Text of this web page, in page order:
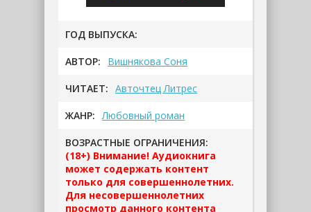
ГОД ВЫПУСКА:
АВТОР: Вишнякова Соня
ЧИТАЕТ: Авточтец Литрес
ЖАНР: Любовный роман
ВОЗРАСТНЫЕ ОГРАНИЧЕНИЯ:
(18+) Внимание! Аудиокнига
может содержать контент
только для совершеннолетних.
Для несовершеннолетних
просмотр данного контента